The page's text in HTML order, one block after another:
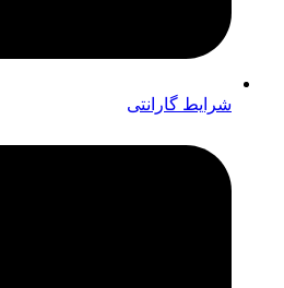
شرایط گارانتی